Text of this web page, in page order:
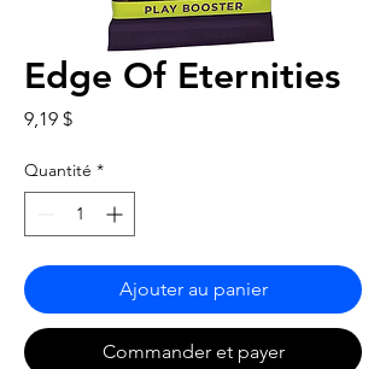
Edge Of Eternities
9,19 $Prix
Quantité *
Ajouter au panier
Commander et payer